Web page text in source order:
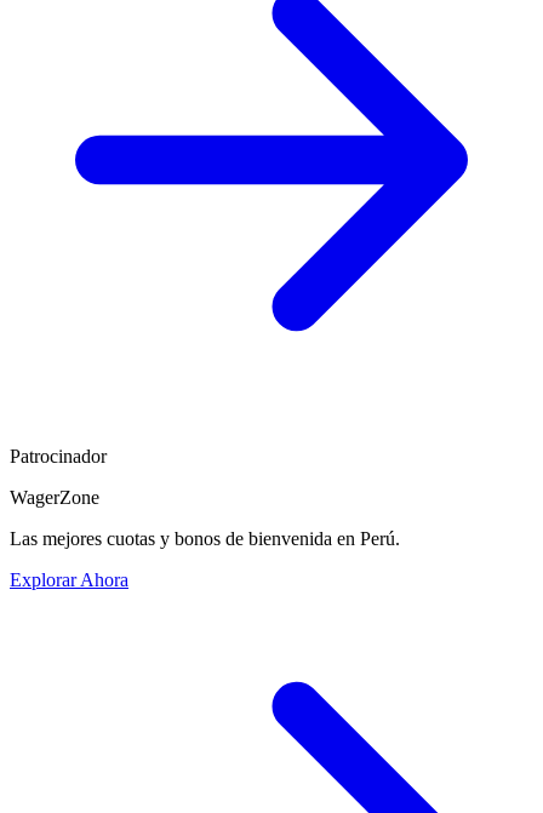
Patrocinador
WagerZone
Las mejores cuotas y bonos de bienvenida en Perú.
Explorar Ahora